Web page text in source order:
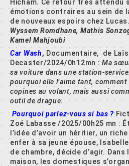
Hicham. Ce retour très attendu
émotions contraires au sein de
de nouveaux espoirs chez
Wyssem Romdhane, Mathis
Kamel Mahjoubi
Car Wash, Documentaire, de Laïs
Decaster/2024/0h12mn :Ma
sa voiture dans une station-
pourquoi elle l’aime tant,
copines au volant, mais aussi
outil de drague.
Pourquoi parlez-vous si bas ?
Zoé Labasse /2025/00h25 mn :
l’idée d’avoir un héritier, un
enfer à sa jeune épouse,
de chambre, décide d’agir. Dans
maison, les domestiques